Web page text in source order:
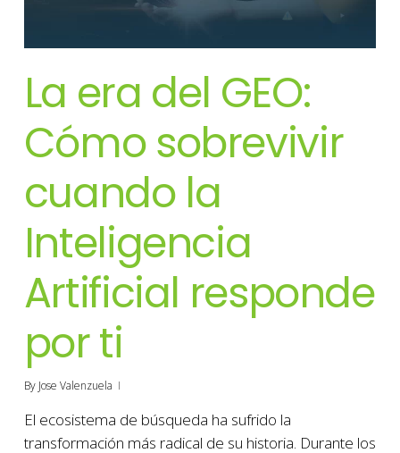
La era del GEO:
Cómo sobrevivir
cuando la
Inteligencia
Artificial responde
por ti
By Jose Valenzuela
El ecosistema de búsqueda ha sufrido la
transformación más radical de su historia. Durante los